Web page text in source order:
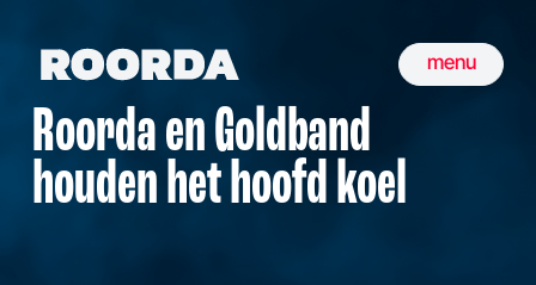
Roorda en Goldband
houden het hoofd koel
menu